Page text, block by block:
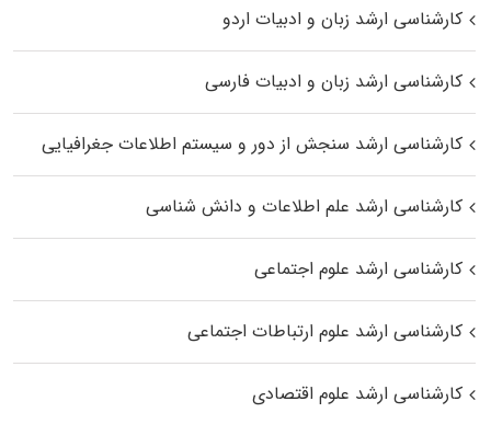
کارشناسی ارشد زبان و ادبیات اردو
کارشناسی ارشد زبان و ادبیات فارسی
کارشناسی ارشد سنجش از دور و سیستم اطلاعات جغرافیایی
کارشناسی ارشد علم اطلاعات و دانش شناسی
کارشناسی ارشد علوم اجتماعی
کارشناسی ارشد علوم ارتباطات اجتماعی
کارشناسی ارشد علوم اقتصادی